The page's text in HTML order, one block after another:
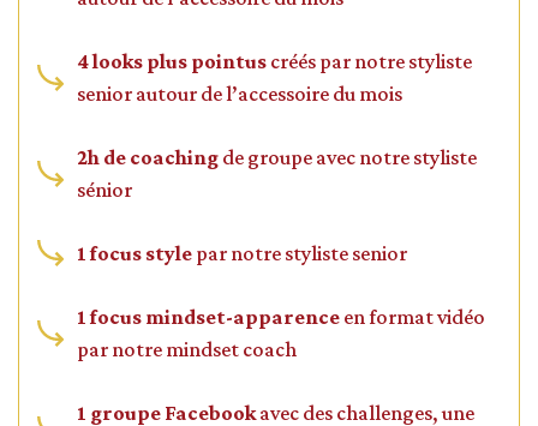
4 looks plus pointuscréés par notre styliste
senior autour de l’accessoire du mois
2h de coachingde groupe avec notre styliste
sénior
1 focus stylepar notre styliste senior
1 focus mindset-apparenceen format vidéo
par notre mindset coach
1 groupe Facebookavec des challenges, une